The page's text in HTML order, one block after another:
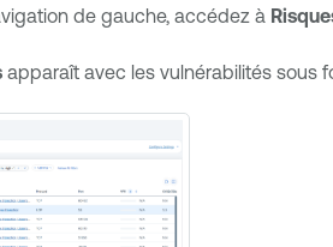
de gauche, accédez à
apparaît avec les vulnérabilités sous